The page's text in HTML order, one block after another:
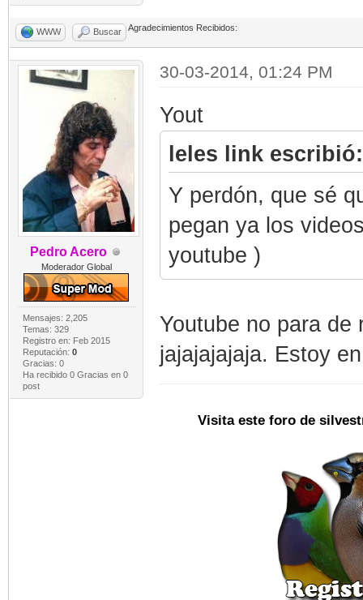
WWW Buscar Agradecimientos Recibidos:
Pedro Acero
Moderador Global
Mensajes: 2,205
Temas: 329
Registro en: Feb 2015
Reputación: 0
Gracias: 0
Ha recibido 0 Gracias en 0
post
30-03-2014, 01:24 PM
Yout
leles link escribió:
Y perdón, que sé
pegan ya los
youtube )
Youtube no para de
jajajajajaja. Estoy
Visita este foro de